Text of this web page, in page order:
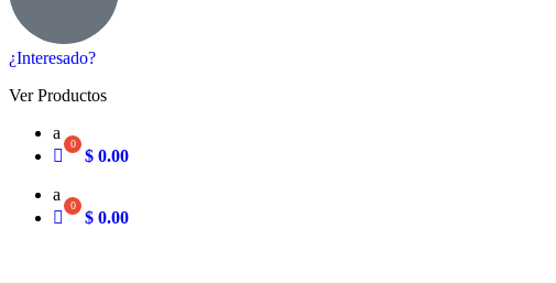
¿Interesado?
Ver Productos
a
$ 0.00
a
$ 0.00